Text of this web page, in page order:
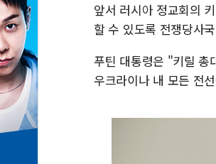
앞서 러시아 정교회의
할 수 있도록 전쟁당사
푸틴 대통령은 "키릴 총
우크라이나 내 모든 전